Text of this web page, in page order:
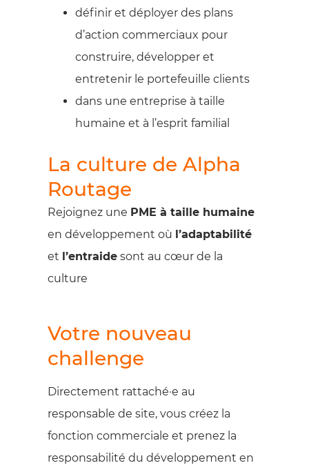
définir et déployer des plans
d’action commerciaux pour
construire, développer et
entretenir le portefeuille clients
dans une entreprise à taille
humaine et à l’esprit familial
La culture de Alpha
Routage
Rejoignez une PME à taille humaine
en développement où l’adaptabilité
et l’entraide sont au cœur de la
culture
Directement rattaché·e au
responsable de site, vous créez la
fonction commerciale et prenez la
responsabilité du développement en
Votre nouveau
challenge